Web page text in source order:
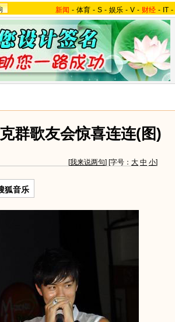
新闻 - 体育 - S - 娱乐 - V - 财经 - IT -
群歌友会惊喜连连(图)
[我来说两句] [字号： 大 中 小]
狐音乐